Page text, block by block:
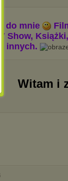
do mnie
Show,
innych.
Witam i